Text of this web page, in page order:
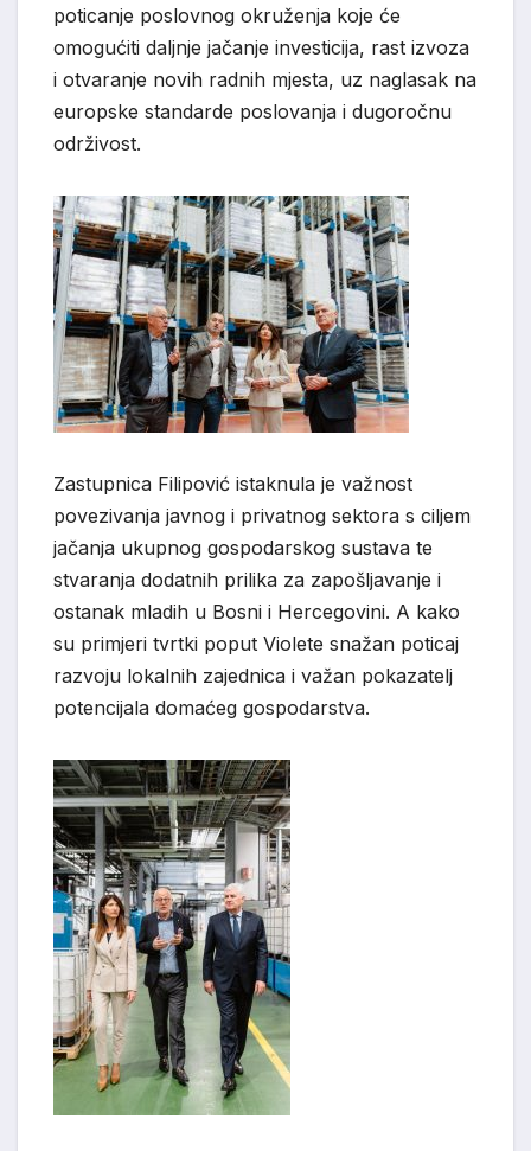
poticanje poslovnog okruženja koje će
omogućiti daljnje jačanje investicija, rast izvoza
i otvaranje novih radnih mjesta, uz naglasak na
europske standarde poslovanja i dugoročnu
održivost.
Zastupnica Filipović istaknula je važnost
povezivanja javnog i privatnog sektora s ciljem
jačanja ukupnog gospodarskog sustava te
stvaranja dodatnih prilika za zapošljavanje i
ostanak mladih u Bosni i Hercegovini. A kako
su primjeri tvrtki poput Violete snažan poticaj
razvoju lokalnih zajednica i važan pokazatelj
potencijala domaćeg gospodarstva.